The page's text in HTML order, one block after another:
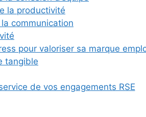
la productivité
communication
pour valoriser sa marque
tangible
de vos engagements RSE